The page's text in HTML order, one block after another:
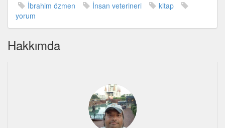
İbrahim özmen İnsan veterineri
kitap
yorum
Hakkımda